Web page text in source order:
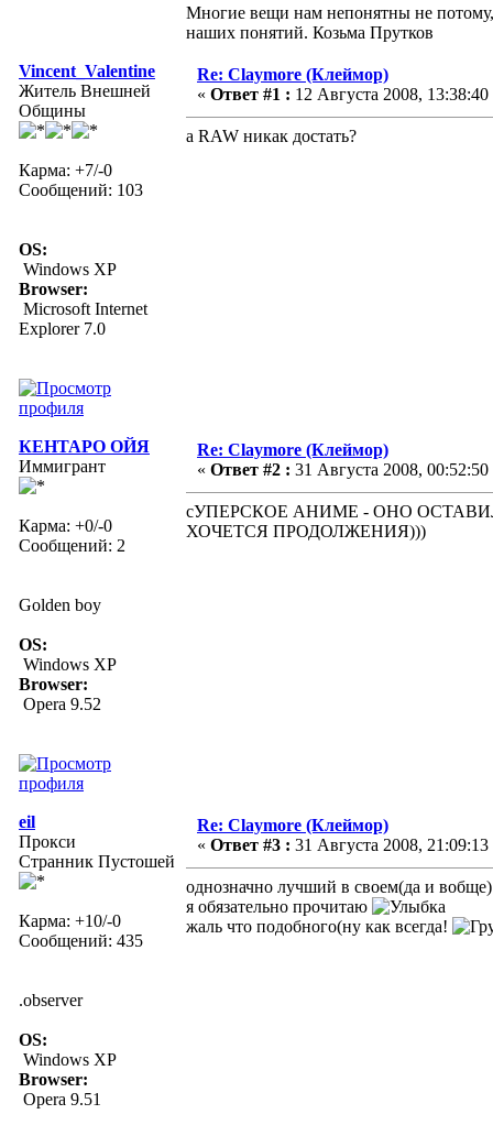
Многие вещи нам непонятны не
наших понятий. Козьма Прутков
Vincent_Valentine
Житель Внешней
Общины
Карма: +7/-0
Сообщений: 103
OS:
Windows XP
Browser:
Microsoft Internet
Explorer 7.0
Re: Claymore (Клеймор)
« Ответ #1 : 12 Августа 2008, 13:38:40
а RAW никак достать?
КЕНТАРО ОЙЯ
Иммигрант
Карма: +0/-0
Сообщений: 2
Golden boy
OS:
Windows XP
Browser:
Opera 9.52
Re: Claymore (Клеймор)
« Ответ #2 : 31 Августа 2008, 00:52:50
сУПЕРСКОЕ АНИМЕ - ОНО
ХОЧЕТСЯ ПРОДОЛЖЕНИЯ)))
eil
Прокси
Странник Пустошей
Карма: +10/-0
Сообщений: 435
.observer
OS:
Windows XP
Browser:
Opera 9.51
Re: Claymore (Клеймор)
« Ответ #3 : 31 Августа 2008, 21:09:13
однозначно лучший в своем(да и вобще)
я обязательно прочитаю
жаль что подобного(ну как всегда!